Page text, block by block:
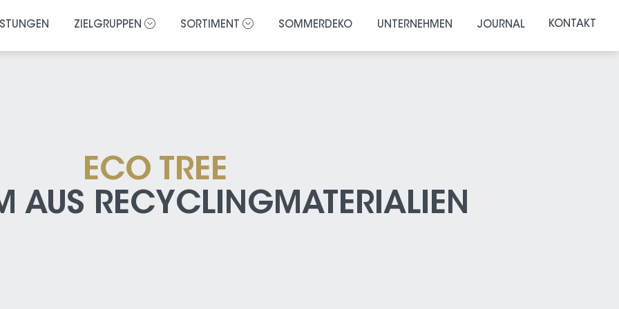
KONTAKT
ZIELGRUPPEN SORTIMENT SOMMERDEKO UNTERNEHMEN JOURNAL
ECO TREE
AUS RECYCLINGMATERIALIEN